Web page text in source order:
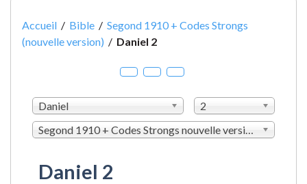
Accueil / Bible / Segond 1910 + Codes Strongs
(nouvelle version) / Daniel 2
Daniel
2
Daniel 2